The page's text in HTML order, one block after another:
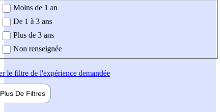
demandée
Moins de 1 an
De 1 à 3 ans
Plus de 3 ans
Non renseignée
le filtre de l'expérience demandée
Plus De Filtres